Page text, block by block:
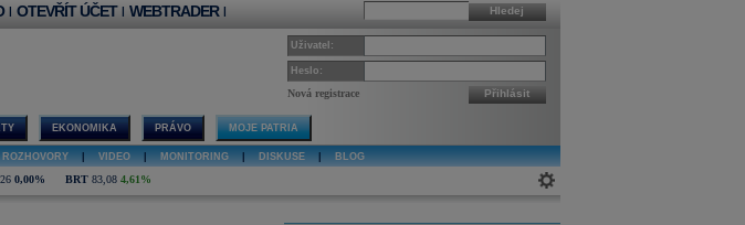
Hledej
| OTEVŘÍT ÚČET | WEBTRADER |
Uživatel:
Heslo:
Nová registrace Přihlásit
EKONOMIKA PRÁVO MOJE PATRIA
ROZHOVORY VIDEO MONITORING DISKUSE BLOG
0,00% BRT 83,08 4,61%